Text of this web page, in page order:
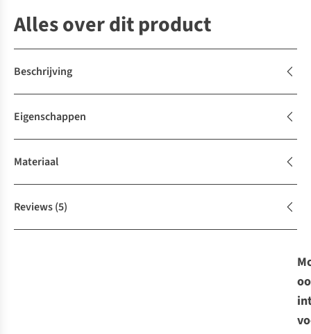
Alles over dit product
Beschrijving
Eigenschappen
Materiaal
Reviews(5)